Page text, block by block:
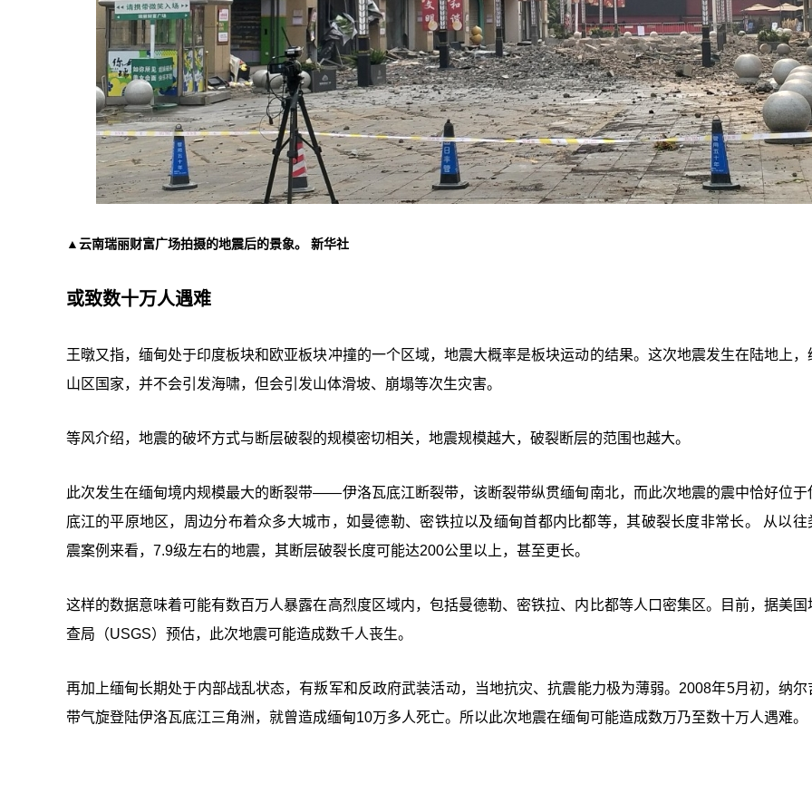
▲云南瑞丽财富广场拍摄的地震后的景象。 新华社
或致数十万人遇难
王暾又指，缅甸处于印度板块和欧亚板块冲撞的一个区域，地震大概率是板块运动的结果。这次地震发生在陆地上，
山区国家，并不会引发海啸，但会引发山体滑坡、崩塌等次生灾害。
等风介绍，地震的破坏方式与断层破裂的规模密切相关，地震规模越大，破裂断层的范围也越大。
此次发生在缅甸境内规模最大的断裂带——伊洛瓦底江断裂带，该断裂带纵贯缅甸南北，而此次地震的震中恰好位于
底江的平原地区，周边分布着众多大城市，如曼德勒、密铁拉以及缅甸首都内比都等，其破裂长度非常长。 从以往
震案例来看，7.9级左右的地震，其断层破裂长度可能达200公里以上，甚至更长。
这样的数据意味着可能有数百万人暴露在高烈度区域内，包括曼德勒、密铁拉、内比都等人口密集区。目前，据美国
查局（USGS）预估，此次地震可能造成数千人丧生。
再加上缅甸长期处于内部战乱状态，有叛军和反政府武装活动，当地抗灾、抗震能力极为薄弱。2008年5月初，纳尔
带气旋登陆伊洛瓦底江三角洲，就曾造成缅甸10万多人死亡。所以此次地震在缅甸可能造成数万乃至数十万人遇难。